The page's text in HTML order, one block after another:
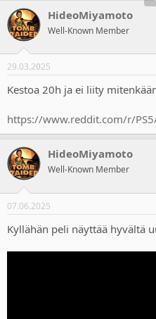
HideoMiyamoto
Well-Known Member
29.03.2025
Kestoa 20h ja ei liity
https://www.reddit.com/r/
HideoMiyamoto
Well-Known Member
07.06.2025
Kyllähän peli näyttää hyvältä